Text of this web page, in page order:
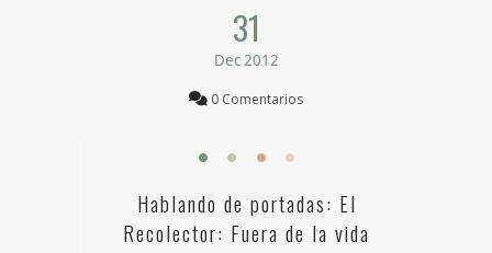
31
Dec 2012
0 Comentarios
Hablando de portadas: El
Recolector: Fuera de la vida